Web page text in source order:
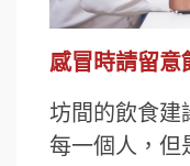
感冒時請留意
坊間的飲食建
每一個人，但